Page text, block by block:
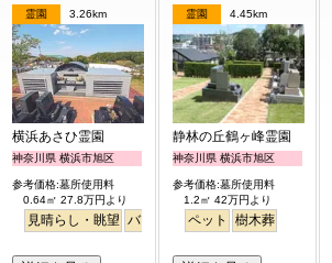
明るい
霊園 3.26km
横浜あさひ霊園
神奈川県 横浜市旭区
参考価格:墓所使用料
0.64㎡ 27.8万円より
見晴らし・眺望 バリアフリー 明るい
霊園 4.45km
静林の丘鶴ヶ峰霊園
神奈川県 横浜市旭区
参考価格:墓所使用料
1.2㎡ 42万円より
ペット 樹木葬